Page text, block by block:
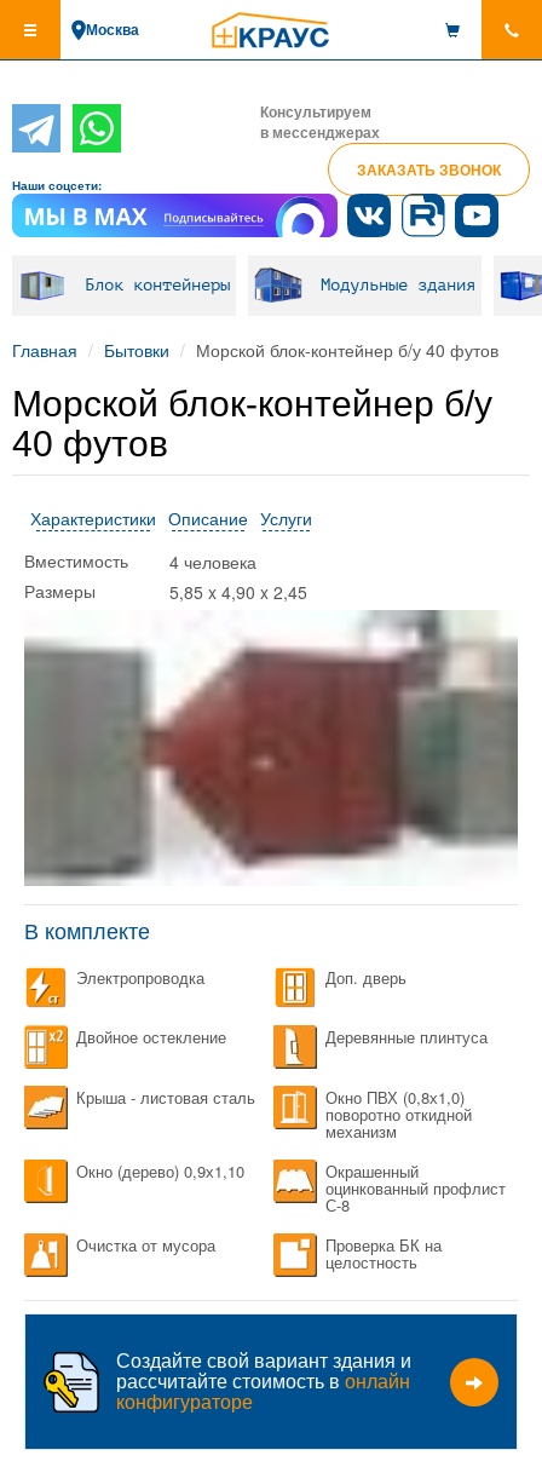
основному
Москва
Консультируем
в мессенджерах
ЗАКАЗАТЬ ЗВОНОК
Наши соцсети:
Блок контейнеры Модульные здания
Главная Бытовки Морской блок-контейнер б/у 40 футов
Морской блок-контейнер б/у
40 футов
Характеристики Описание Услуги
Вместимость 4 человека
Размеры 5,85 x 4,90 x 2,45
В комплекте
Электропроводка Доп. дверь
Двойное остекление Деревянные плинтуса
Крыша - листовая сталь Окно ПВХ (0,8х1,0)
поворотно откидной
механизм
Окно (дерево) 0,9х1,10
Окрашенный
оцинкованный профлист
С-8
Очистка от мусора
Проверка БК на
целостность
Создайте свой вариант здания и
рассчитайте стоимость в онлайн
конфигураторе